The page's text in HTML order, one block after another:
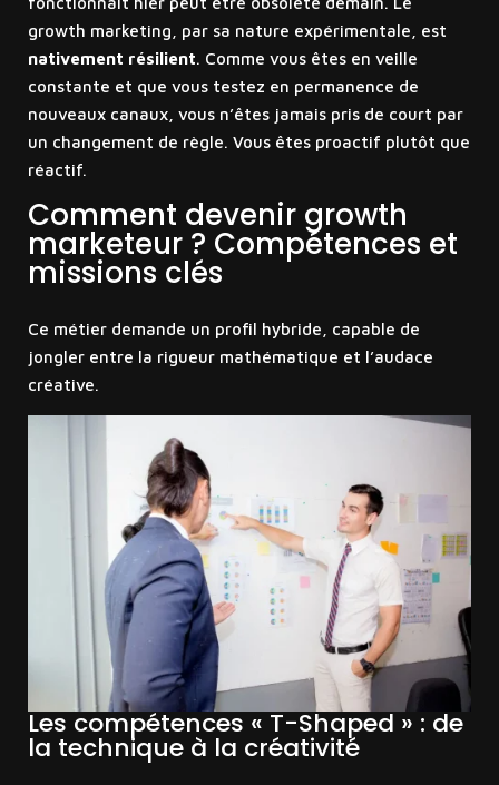
growth marketing, par sa nature expérimentale, est
nativement résilient. Comme vous êtes en veille
constante et que vous testez en permanence de
nouveaux canaux, vous n’êtes jamais pris de court par
un changement de règle. Vous êtes proactif plutôt que
réactif.
Comment devenir growth
marketeur ? Compétences et
missions clés
Ce métier demande un profil hybride, capable de
jongler entre la rigueur mathématique et l’audace
créative.
Les compétences « T-Shaped » : de
la technique à la créativité